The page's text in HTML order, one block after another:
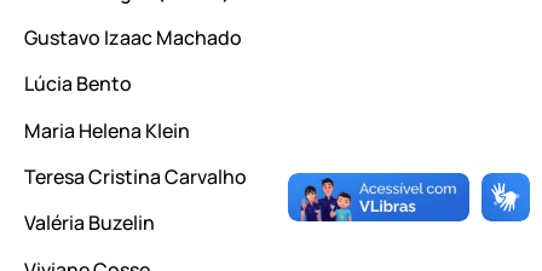
Gustavo Izaac Machado
Lúcia Bento
Maria Helena Klein
Teresa Cristina Carvalho
Valéria Buzelin